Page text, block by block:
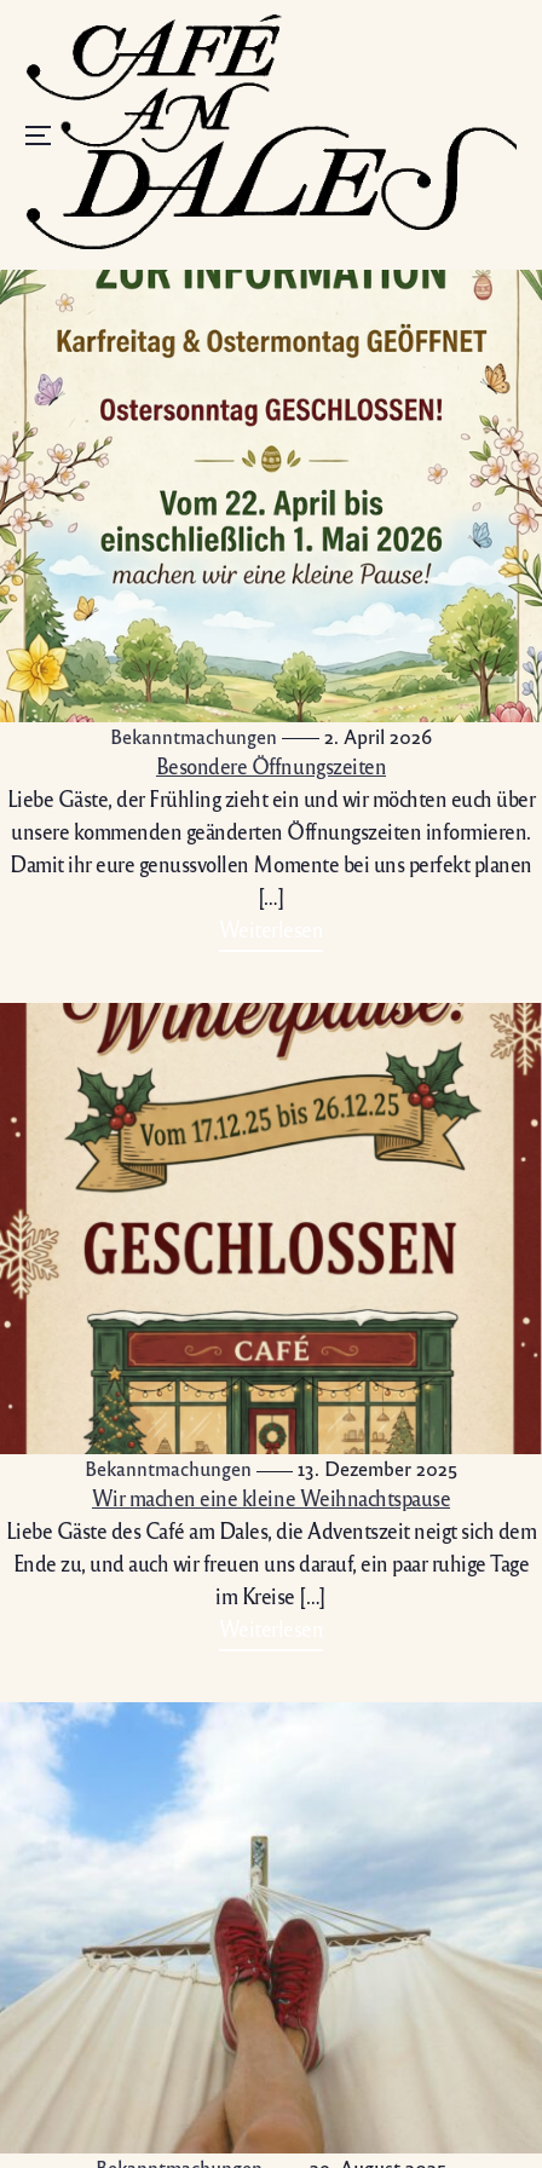
Speisekarte
Bekanntmachungen 2. April 2026
Besondere Öffnungszeiten
Liebe Gäste, der Frühling zieht ein und wir möchten euch über
unsere kommenden geänderten Öffnungszeiten informieren.
Damit ihr eure genussvollen Momente bei uns perfekt planen
[…]
Bekanntmachungen 13. Dezember 2025
Wir machen eine kleine Weihnachtspause
Liebe Gäste des Café am Dales, die Adventszeit neigt sich dem
Ende zu, und auch wir freuen uns darauf, ein paar ruhige Tage
im Kreise […]